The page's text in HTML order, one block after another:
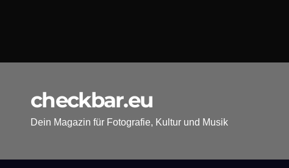
checkbar.eu
Dein Magazin für Fotografie, Kultur und Musik